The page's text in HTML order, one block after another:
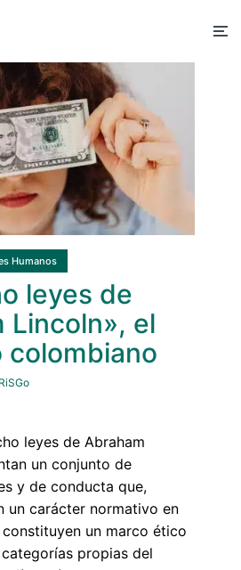
Humanos
leyes de
Lincoln», el
RiSGo
leyes de Abraham
un conjunto de
y de conducta que,
un carácter normativo en
un marco ético
propias del